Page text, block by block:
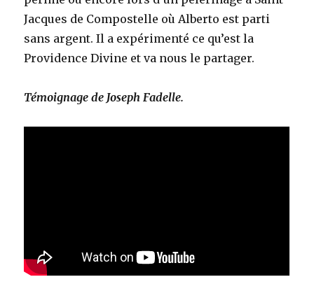
Jacques de Compostelle où Alberto est parti
sans argent. Il a expérimenté ce qu’est la
Providence Divine et va nous le partager.
Témoignage de Joseph Fadelle.